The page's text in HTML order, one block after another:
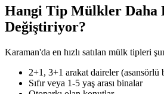
Hangi Tip Mülkler Daha
Değiştiriyor?
Karaman'da en hızlı satılan mülk tipleri
2+1, 3+1 arakat daireler (asansörlü
Sıfır veya 1-5 yaş arası binalar